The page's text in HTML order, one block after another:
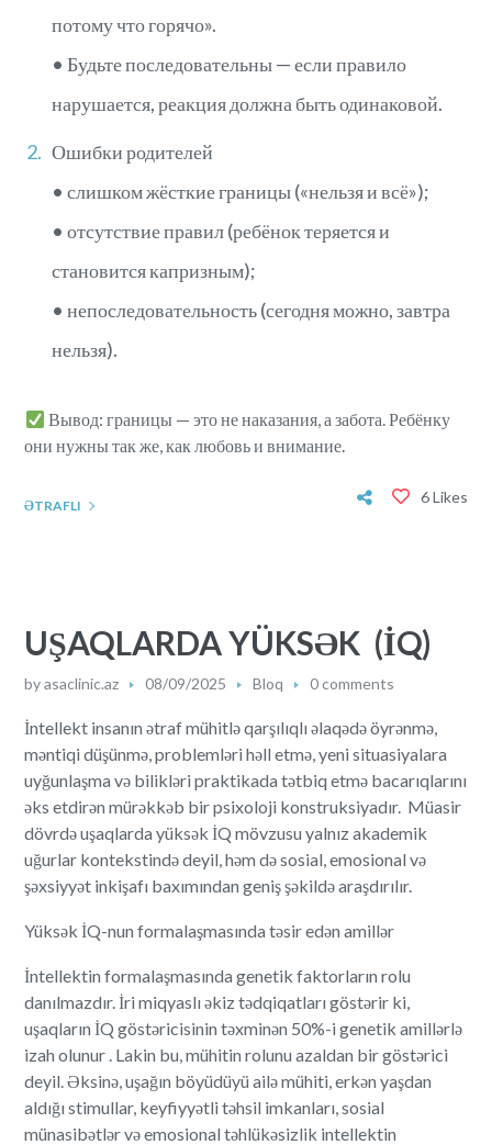
потому что горячо».
• Будьте последовательны — если правило
нарушается, реакция должна быть одинаковой.
Ошибки родителей
• слишком жёсткие границы («нельзя и всё»);
• отсутствие правил (ребёнок теряется и
становится капризным);
• непоследовательность (сегодня можно, завтра
нельзя).
Вывод: границы — это не наказания, а забота. Ребёнку
они нужны так же, как любовь и внимание.
ƏTRAFLI 6 Likes
UŞAQLARDA YÜKSƏK (İQ)
byasaclinic.az 08/09/2025 Bloq 0 comments
İntellekt insanın ətraf mühitlə qarşılıqlı əlaqədə öyrənmə,
məntiqi düşünmə, problemləri həll etmə, yeni situasiyalara
uyğunlaşma və bilikləri praktikada tətbiq etmə bacarıqlarını
əks etdirən mürəkkəb bir psixoloji konstruksiyadır. Müasir
dövrdə uşaqlarda yüksək İQ mövzusu yalnız akademik
uğurlar kontekstində deyil, həm də sosial, emosional və
şəxsiyyət inkişafı baxımından geniş şəkildə araşdırılır.
Yüksək İQ-nun formalaşmasında təsir edən amillər
İntellektin formalaşmasında genetik faktorların rolu
danılmazdır. İri miqyaslı əkiz tədqiqatları göstərir ki,
uşaqların İQ göstəricisinin təxminən 50%-i genetik amillərlə
izah olunur . Lakin bu, mühitin rolunu azaldan bir göstərici
deyil. Əksinə, uşağın böyüdüyü ailə mühiti, erkən yaşdan
aldığı stimullar, keyfiyyətli təhsil imkanları, sosial
münasibətlər və emosional təhlükəsizlik intellektin